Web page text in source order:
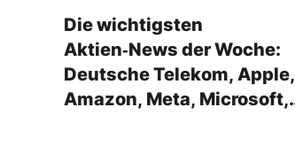
Die wichtigsten
Aktien‑News der Woche:
Deutsche Telekom, Apple,
Amazon, Meta, Microsoft,